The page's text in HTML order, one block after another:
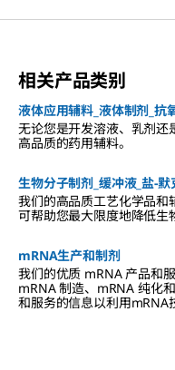
相关产品类别
液体应用辅料_液体制剂_抗
无论您是开发溶液、乳剂
高品质的药用辅料。
生物分子制剂_缓冲液_盐-
我们的高品质工艺化学品和
可帮助您最大限度地降低生
mRNA生产和制剂
我们的优质 mRNA 产品和
mRNA 制造、mRNA 纯化
和服务的信息以利用mRNA